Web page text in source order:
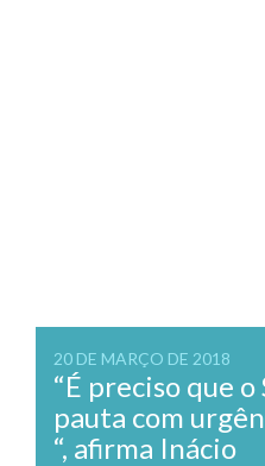
20 DE MARÇO DE 2018
“É preciso que
pauta com
“, afirma Inácio